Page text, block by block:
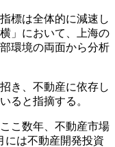
標は全体的に減速し
」において、上海の
環境の両面から分析
き、不動産に依存し
ると指摘する。
こ数年、不動産市場
には不動産開発投資